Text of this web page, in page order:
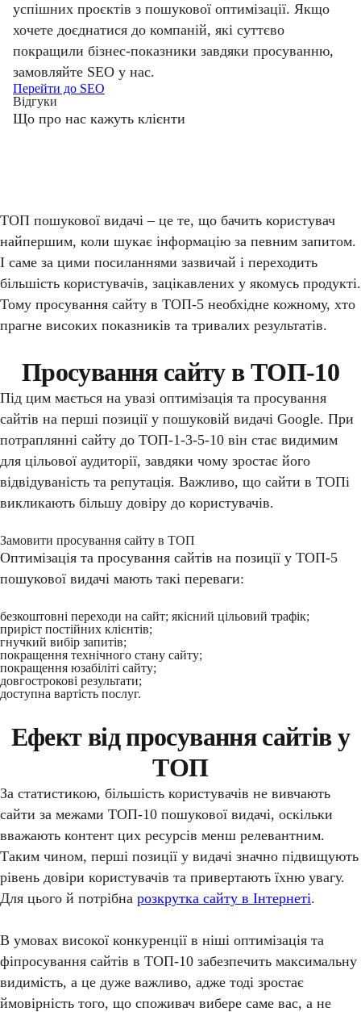
успішних проєктів з пошукової оптимізації. Якщо
хочете доєднатися до компаній, які суттєво
покращили бізнес-показники завдяки просуванню,
замовляйте SEO у нас.
Перейти до SEO
Відгуки
Що про нас кажуть клієнти
ТОП пошукової видачі – це те, що бачить користувач
найпершим, коли шукає інформацію за певним запитом.
І саме за цими посиланнями зазвичай і переходить
більшість користувачів, зацікавлених у якомусь продукті.
Тому просування сайту в ТОП-5 необхідне кожному, хто
прагне високих показників та тривалих результатів.
Просування сайту в ТОП-10
Під цим мається на увазі оптимізація та просування
сайтів на перші позиції у пошуковій видачі Google. При
потраплянні сайту до ТОП-1-3-5-10 він стає видимим
для цільової аудиторії, завдяки чому зростає його
відвідуваність та репутація. Важливо, що сайти в ТОПі
викликають більшу довіру до користувачів.
Замовити просування сайту в ТОП
Оптимізація та просування сайтів на позиції у ТОП-5
пошукової видачі мають такі переваги:
безкоштовні переходи на сайт; якісний цільовий трафік;
приріст постійних клієнтів;
гнучкий вибір запитів;
покращення технічного стану сайту;
покращення юзабіліті сайту;
довгострокові результати;
доступна вартість послуг.
Ефект від просування сайтів у
ТОП
За статистикою, більшість користувачів не вивчають
сайти за межами ТОП-10 пошукової видачі, оскільки
вважають контент цих ресурсів менш релевантним.
Таким чином, перші позиції у видачі значно підвищують
рівень довіри користувачів та привертають їхню увагу.
Для цього й потрібна розкрутка сайту в Інтернеті.
В умовах високої конкуренції в ніші оптимізація та
фіпросування сайтів в ТОП-10 забезпечить максимальну
видимість, а це дуже важливо, адже тоді зростає
ймовірність того, що споживач вибере саме вас, а не